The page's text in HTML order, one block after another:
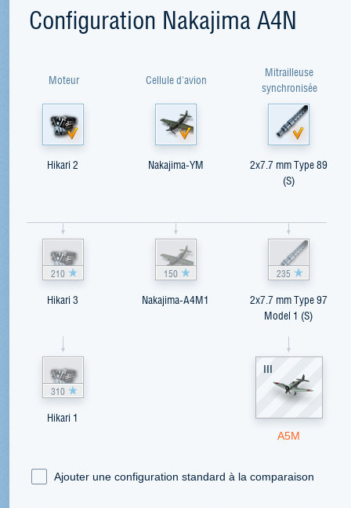
Configuration Nakajima A4N
Moteur
Hikari 2
210
Hikari 3
310
Hikari 1
Cellule d'avion
Nakajima-YM
150
Nakajima-A4M1
Mitrailleuse
synchronisée
2x7.7 mm Type 89
(S)
235
2x7.7 mm Type 97
Model 1 (S)
III
A5M
Ajouter une configuration standard à la comparaison